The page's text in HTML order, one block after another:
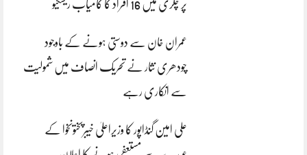
پر چکری میں 16 افراد کا کامیاب ریسکیو
عمران خان سے دوستی ہونے کے باوجود
چودھری نثار نے تحریک انصاف میں شمولیت
سے انکاری رہے
علی امین گنڈاپور کا وزیراعلیٰ خیبرپختونخوا کے